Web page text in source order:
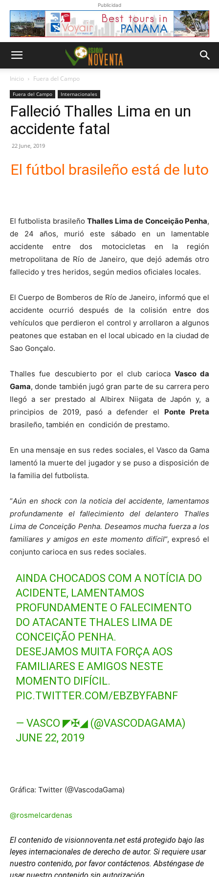
Publicidad
Inicio Fuera del Campo
Fuera del Campo Internacionales
Falleció Thalles Lima en un
accidente fatal
22 June, 2019
El fútbol brasileño está de luto
El futbolista brasileñoThalles Lima de Conceição Penha,
de 24 años, murió este sábado en un lamentable
accidente entre dos motocicletas en la región
metropolitana de Río de Janeiro, que dejó además otro
fallecido y tres heridos, según medios oficiales locales.
El Cuerpo de Bomberos de Río de Janeiro, informó que el
accidente ocurrió después de la colisión entre dos
vehículos que perdieron el control y arrollaron a algunos
peatones que estaban en el local ubicado en la ciudad de
Sao Gonçalo.
Thalles fue descubierto por el club carioca Vasco da
Gama, donde también jugó gran parte de su carrera pero
llegó a ser prestado al Albirex Niigata de Japón y, a
principios de 2019, pasó a defender el Ponte Preta
brasileño, también en condición de prestamo.
En una mensaje en sus redes sociales, el Vasco da Gama
lamentó la muerte del jugador y se puso a disposición de
la familia del futbolista.
“Aún en shock con la noticia del accidente, lamentamos
profundamente el fallecimiento del delantero Thalles
Lima de Conceição Penha. Deseamos mucha fuerza a los
familiares y amigos en este momento difícil“, expresó el
conjunto carioca en sus redes sociales.
AINDA CHOCADOS COM A NOTÍCIA DO
ACIDENTE, LAMENTAMOS
PROFUNDAMENTE O FALECIMENTO
DO ATACANTE THALES LIMA DE
CONCEIÇÃO PENHA.
DESEJAMOS MUITA FORÇA AOS
FAMILIARES E AMIGOS NESTE
MOMENTO DIFÍCIL.
PIC.TWITTER.COM/EBZBYFABNF
— VASCO ◤✠◢ (@VASCODAGAMA)
JUNE 22, 2019
Gráfica: Twitter (@VascodaGama)
@rosmelcardenas
El contenido de visionnoventa.net está protegido bajo las
leyes internacionales de derecho de autor. Si requiere usar
nuestro contenido, por favor contáctenos. Absténgase de